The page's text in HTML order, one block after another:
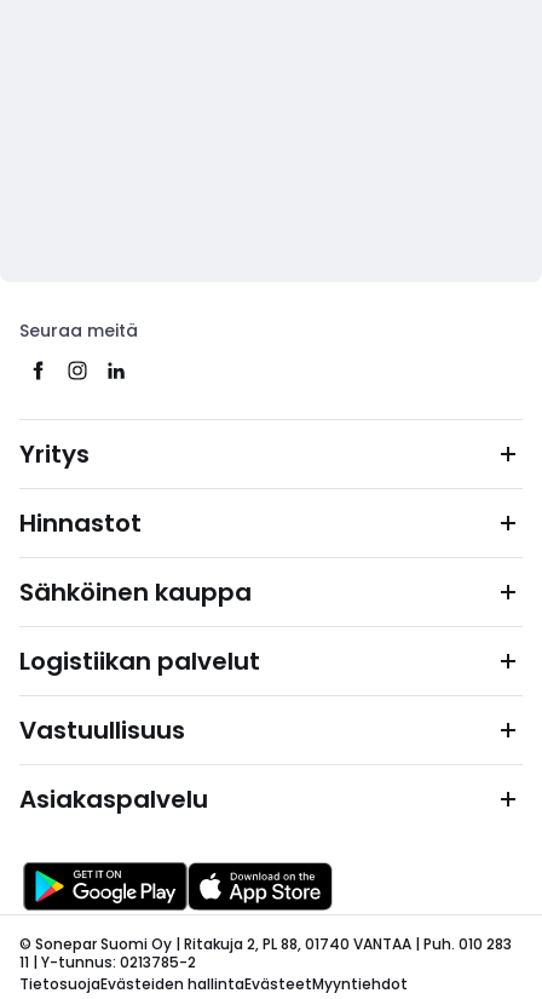
Seuraa meitä
Yritys
Hinnastot
Sähköinen kauppa
Logistiikan palvelut
Vastuullisuus
Asiakaspalvelu
© Sonepar Suomi Oy | Ritakuja 2, PL 88, 01740 VANTAA | Puh. 010 283
11 | Y-tunnus: 0213785-2
TietosuojaEvästeiden hallintaEvästeetMyyntiehdot